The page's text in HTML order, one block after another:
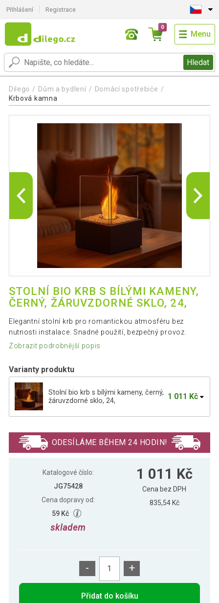
Přihlášení Registrace
Hledat
0
Menu
Dilego Dům a bydlení
Domácí spotřebiče
Krbová kamna
STOLNÍ BIO KRB S BÍLÝMI KAMENY,
ČERNÝ, ŽÁRUVZDORNÉ SKLO, 24,
Elegantní stolní krb pro romantickou atmosféru bez
nutnosti instalace. Snadné použití, bezpečný provoz.
Zobrazit podrobnější popis
Varianty produktu
Stolní bio krb s bílými kameny, černý,
žáruvzdorné sklo, 24,
1 011 Kč
182 x 146 mm
cm, tmavý antracit
1 082 Kč
ODESÍLÁME BĚHEM 24 HODIN!
Katalogové číslo:
JG75428
Cena dopravy od:
59 Kč
skladem
1 011 Kč
Cena bez DPH
835,54 Kč
- +
Přidat do košíku